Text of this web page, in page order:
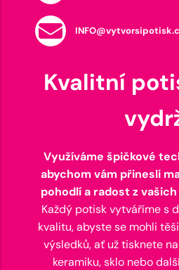
Kvalitní
Využíváme špičkové
abychom vám přinesli
pohodlí a radost z
Každý potisk vytváříme s
kvalitu, abyste se mohli
výsledků, ať už tisknete
keramiku, sklo nebo